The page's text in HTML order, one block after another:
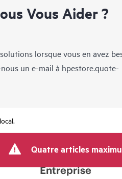
Vous Aider ?
lorsque vous en avez
un e-mail à hpestore.quote-
Quatre articles
Entreprise